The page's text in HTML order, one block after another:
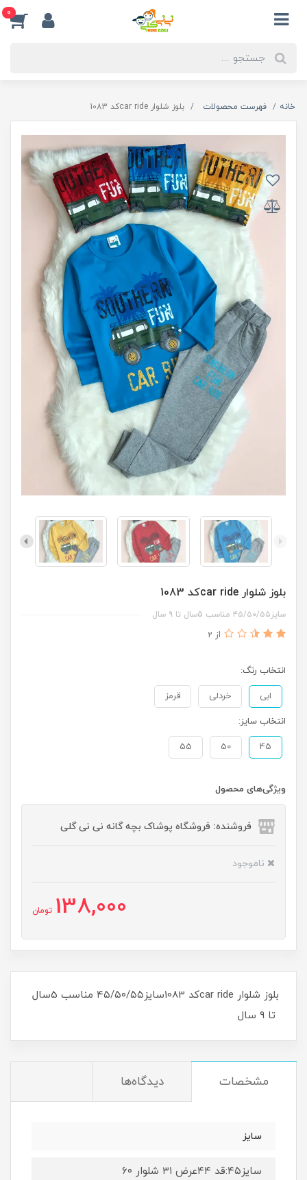
0
خانه فهرست محصولات بلوز شلوار car rideکد 1083
بلوز شلوار car rideکد 1083
سایز۴۵/۵۰/۵۵ مناسب 5سال تا ۹ سال
از 2
انتخاب رنگ:
ابی خردلی قرمز
انتخاب سایز:
45
50
55
ویژگی‌های محصول
فروشنده: فروشگاه پوشاک بچه گانه نی نی گلی
ناموجود
138,000 تومان
​​​​بلوز شلوار car rideکد 1083سایز۴۵/۵۰/۵۵ مناسب 5سال
تا ۹ سال
مشخصات دیدگاه‌ها
سایز
سایز۴۵:قد ۴۴عرض ۳۱ شلوار ۶۰